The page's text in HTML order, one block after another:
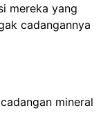
mereka yang
cadangannya
mineral